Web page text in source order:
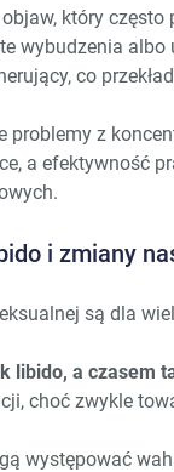
który często
wybudzenia
co
problemy z
a efektywność
i zmiany
są dla
libido, a czasem
choć zwykle
występować